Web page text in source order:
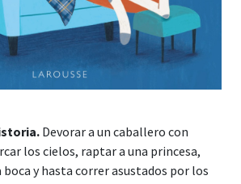
Devorar a un caballero con
los cielos, raptar a una princesa,
y hasta correr asustados por los